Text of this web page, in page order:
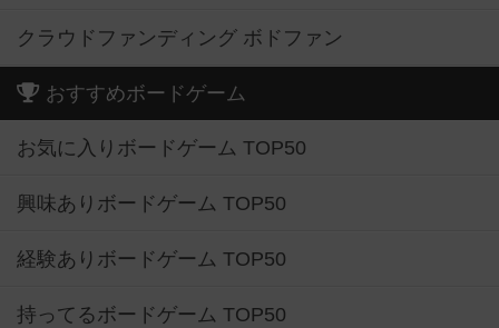
クラウドファンディング ボドファン
おすすめボードゲーム
お気に入りボードゲーム TOP50
興味ありボードゲーム TOP50
経験ありボードゲーム TOP50
持ってるボードゲーム TOP50